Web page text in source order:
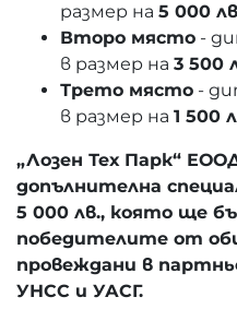
размер на 5 000 лв
Второ място -
в размер на 3 500
Трето място -
в размер на 1 500
„Лозен Тех Парк“
допълнителна
5 000 лв., която ще
победителите от
провеждани в
УНСС и УАСГ.